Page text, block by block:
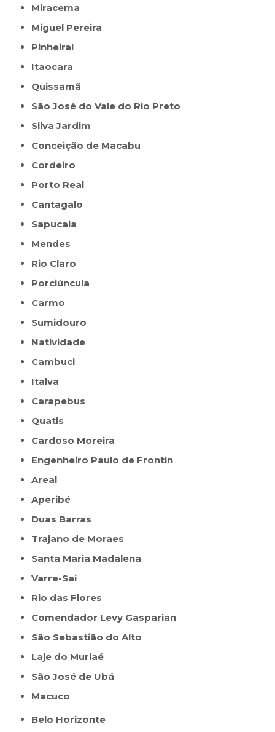
Miracema
Miguel Pereira
Pinheiral
Itaocara
Quissamã
São José do Vale do Rio Preto
Silva Jardim
Conceição de Macabu
Cordeiro
Porto Real
Cantagalo
Sapucaia
Mendes
Rio Claro
Porciúncula
Carmo
Sumidouro
Natividade
Cambuci
Italva
Carapebus
Quatis
Cardoso Moreira
Engenheiro Paulo de Frontin
Areal
Aperibé
Duas Barras
Trajano de Moraes
Santa Maria Madalena
Varre-Sai
Rio das Flores
Comendador Levy Gasparian
São Sebastião do Alto
Laje do Muriaé
São José de Ubá
Macuco
Belo Horizonte